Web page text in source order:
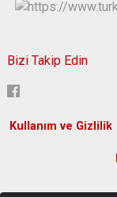
Bizi Takip Edin
Kullanım ve Gizlilik